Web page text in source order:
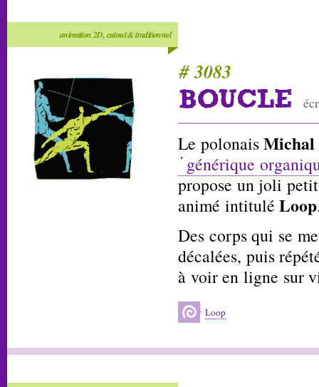
animation 2D, cutout & traditionnel
# 3083
BOUCLE
Le polonaisMichal
générique
propose un joli
animé intituléLoop
Des corps qui se
décalées, puis
à voir en ligne sur
Loop